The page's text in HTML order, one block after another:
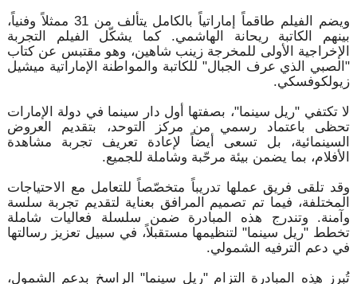
ويضم الفيلم طاقماً إماراتياً بالكامل يتألف من 31 ممثلاً وفنياً،
بينهم الكاتبة ريحانة الهاشمي. كما يشكّل الفيلم التجربة
الإخراجية الأولى للمخرجة زينب شاهين، وهو مقتبس عن كتاب
"الصبي الذي عرف الجبال" للكاتبة والمواطنة الإماراتية ميشيل
زيولكوفسكي.
لا تكتفي "ريل سينما"، بصفتها أول دار سينما في دولة الإمارات
تحظى باعتماد رسمي من مركز التوحد، بتقديم العروض
السينمائية، بل تسعى أيضاً لإعادة تعريف تجربة مشاهدة
الأفلام، بما يضمن بيئة مرحّبة وشاملة للجميع.
وقد تلقى فريق عملها تدريباً متخصّصاً للتعامل مع الاحتياجات
المختلفة، فيما تم تصميم المرافق بعناية لتقديم تجربة سلسة
وآمنة. وتندرج هذه المبادرة ضمن سلسلة فعاليات شاملة
تخطط "ريل سينما" لتنظيمها مستقبلاً، في سبيل تعزيز رسالتها
في دعم الترفيه الشمولي.
تُبرز هذه المبادرة التزام "ريل سينما" الراسخ بدعم الشمول،